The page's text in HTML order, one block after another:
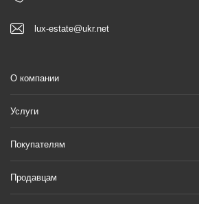
lux-estate@ukr.net
О компании
Услуги
Покупателям
Продавцам